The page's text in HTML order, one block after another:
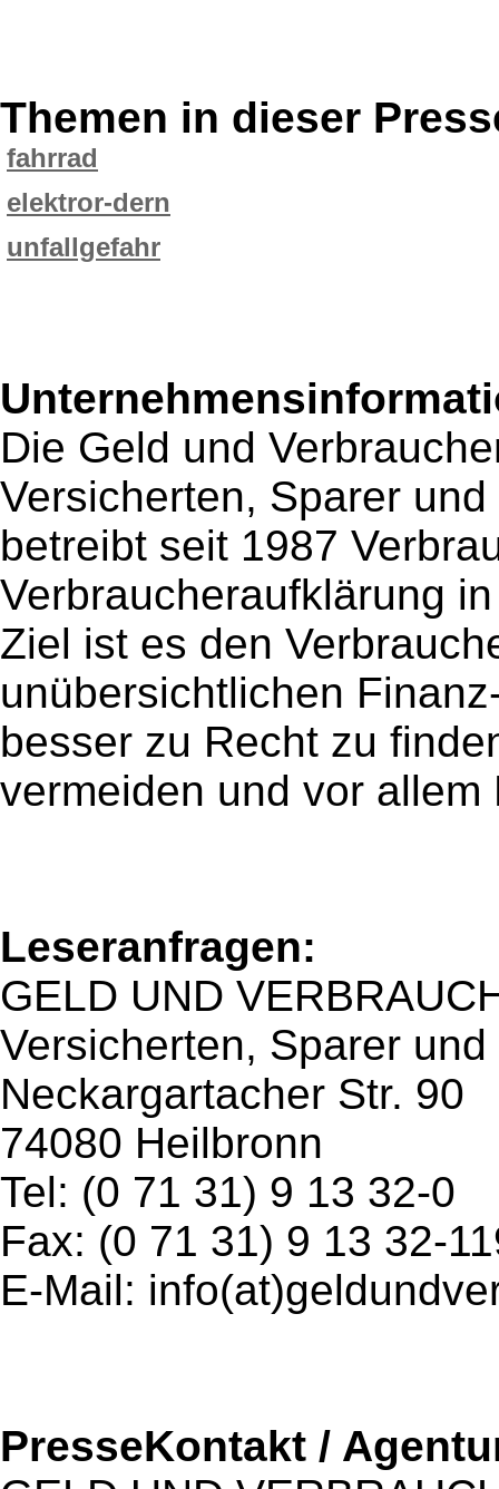
Themen in dieser
fahrrad
elektror-dern
unfallgefahr
Die Geld und
Versicherten, Sparer
betreibt seit 1987
Verbraucheraufklärung
Ziel ist es den
unübersichtlichen
besser zu Recht zu
vermeiden und vor
Leseranfragen:
GELD UND
Versicherten, Sparer
Neckargartacher Str. 90
74080 Heilbronn
Tel: (0 71 31) 9 13 32-0
Fax: (0 71 31) 9 13 32-
E-Mail:
PresseKontakt /